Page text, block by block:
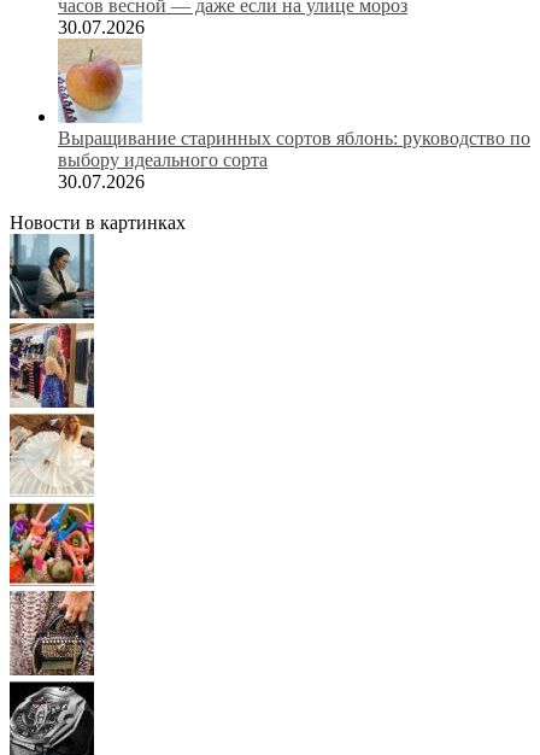
часов весной — даже если на улице мороз
30.07.2026
Выращивание старинных сортов яблонь: руководство по
выбору идеального сорта
30.07.2026
Новости в картинках